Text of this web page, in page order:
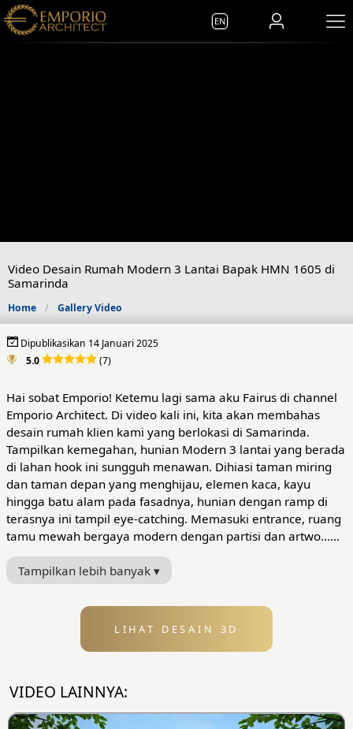
EN
Video Desain Rumah Modern 3 Lantai Bapak HMN 1605 di
Samarinda
Home Gallery Video
Dipublikasikan 14 Januari 2025
5.0
(7)
Hai sobat Emporio! Ketemu lagi sama aku Fairus di channel
Emporio Architect. Di video kali ini, kita akan membahas
desain rumah klien kami yang berlokasi di Samarinda.
Tampilkan kemegahan, hunian Modern 3 lantai yang berada
di lahan hook ini sungguh menawan. Dihiasi taman miring
dan taman depan yang menghijau, elemen kaca, kayu
hingga batu alam pada fasadnya, hunian dengan ramp di
terasnya ini tampil eye-catching. Memasuki entrance, ruang
tamu mewah bergaya modern dengan partisi dan artwo......
Tampilkan lebih banyak ▾
LIHAT DESAIN 3D
VIDEO LAINNYA: